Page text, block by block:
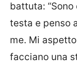
battuta:
testa e penso
me. Mi
facciano una